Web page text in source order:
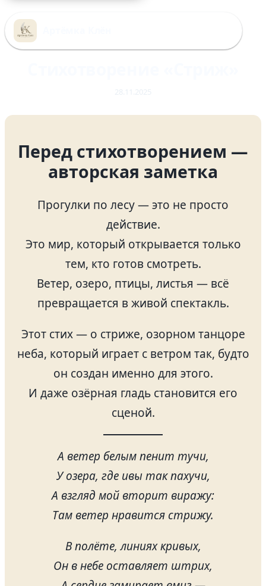
к
содержимому
Перед стихотворением —
авторская заметка
Прогулки по лесу — это не просто
действие.
Это мир, который открывается только
тем, кто готов смотреть.
Ветер, озеро, птицы, листья — всё
превращается в живой спектакль.
Этот стих — о стриже, озорном танцоре
неба, который играет с ветром так, будто
он создан именно для этого.
И даже озёрная гладь становится его
сценой.
А ветер белым пенит тучи,
У озера, где ивы так пахучи,
А взгляд мой вторит виражу:
Там ветер нравится стрижу.
В полёте, линиях кривых,
Он в небе оставляет штрих,